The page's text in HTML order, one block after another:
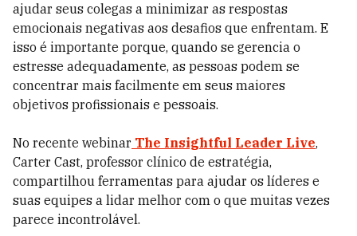
ajudar seus colegas a minimizar as respostas
emocionais negativas aos desafios que enfrentam. E
isso é importante porque, quando se gerencia o
estresse adequadamente, as pessoas podem se
concentrar mais facilmente em seus maiores
objetivos profissionais e pessoais.
No recente webinar The Insightful Leader Live,
Carter Cast, professor clínico de estratégia,
compartilhou ferramentas para ajudar os líderes e
suas equipes a lidar melhor com o que muitas vezes
parece incontrolável.